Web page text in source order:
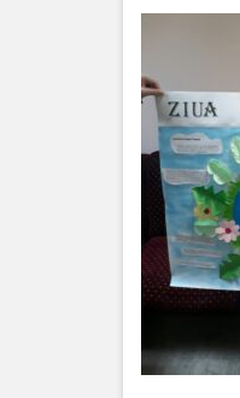
Strategia
Orarul
audienței
Managementul
instituției
Planuri